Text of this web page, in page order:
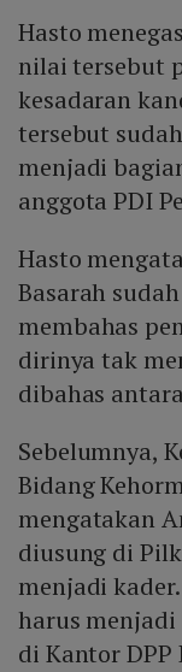
Hasto
nilai tersebut
kesadaran
tersebut
menjadi
anggota PDI
Hasto
Basarah
membahas
dirinya tak
dibahas
Sebelumnya,
Bidang
mengatakan
diusung di
menjadi
harus
di Kantor DPP